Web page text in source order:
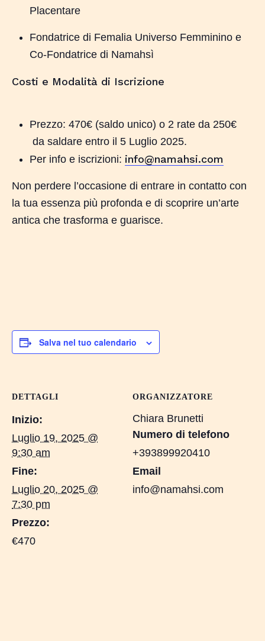
Placentare
Fondatrice di Femalia Universo Femminino e
Co-Fondatrice di Namahsì
Costi e Modalità di Iscrizione
Prezzo: 470€ (saldo unico) o 2 rate da 250€
da saldare entro il 5 Luglio 2025.
Per info e iscrizioni: info@namahsi.com
Non perdere l’occasione di entrare in contatto con
la tua essenza più profonda e di scoprire un’arte
antica che trasforma e guarisce.
Salva nel tuo calendario
DETTAGLI
Inizio:
Luglio 19, 2025 @
9:30 am
Fine:
Luglio 20, 2025 @
7:30 pm
Prezzo:
€470
ORGANIZZATORE
Chiara Brunetti
Numero di telefono
+393899920410
Email
info@namahsi.com